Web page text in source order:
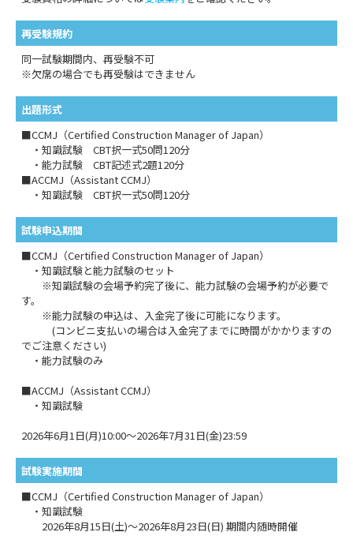
再受験規約
同一試験期間内、再受験不可
※欠席の場合でも再受験はできません
出題形式
■CCMJ（Certified Construction Manager of Japan）
・知識試験 CBT択一式50問120分
・能力試験 CBT記述式2題120分
■ACCMJ（Assistant CCMJ）
・知識試験 CBT択一式50問120分
試験申込期間
■CCMJ（Certified Construction Manager of Japan）
・知識試験と能力試験のセット
※知識試験の会場予約完了後に、能力試験の会場予約が必要で
す。
※能力試験の申込は、入金完了後に可能になります。
(コンビニ支払いの場合は入金完了までに時間がかかりますの
でご注意ください)
・能力試験のみ
■ACCMJ（Assistant CCMJ）
・知識試験
2026年6月1日(月)10:00～2026年7月31日(金)23:59
試験実施期間
■CCMJ（Certified Construction Manager of Japan）
・知識試験
2026年8月15日(土)～2026年8月23日(日) 期間内随時開催